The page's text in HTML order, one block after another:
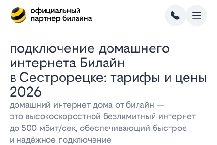
Подключение домашнего
интернета Билайн
в Сестрорецке: тарифы и цены
2026
домашний интернет дома от билайн —
это высокоскоростной безлимитный интернет
до 500 мбит/сек, обеспечивающий быстрое
и надёжное подключение